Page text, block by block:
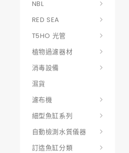
NBL
RED SEA
T5HO 光管
植物過濾器材
消毒設備
濕貨
濾布機
細型魚缸系列
自動檢測水質儀器
訂造魚缸分類